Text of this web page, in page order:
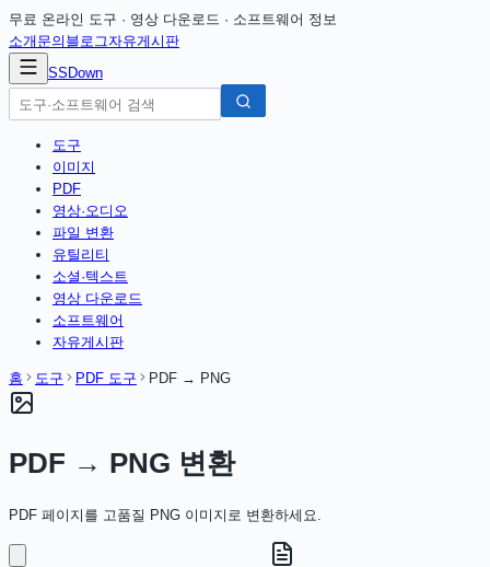
무료 온라인 도구 · 영상 다운로드 · 소프트웨어 정보
소개 문의 블로그자유게시판
SSDown
도구
이미지
PDF
영상·오디오
파일 변환
유틸리티
소셜·텍스트
영상 다운로드
소프트웨어
자유게시판
홈 도구 PDF 도구 PDF → PNG
PDF → PNG 변환
PDF 페이지를 고품질 PNG 이미지로 변환하세요.